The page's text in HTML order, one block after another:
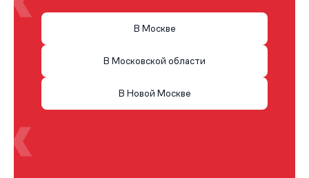
В Москве
В Московской области
В Новой Москве